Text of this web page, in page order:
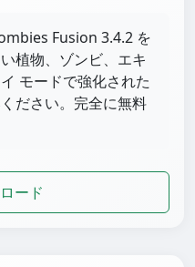
Fusion 3.4.2 を
植物、ゾンビ、エキ
モードで強化された
ださい。完全に無料
ード